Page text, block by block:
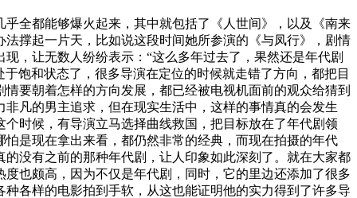
全都能够爆火起来，其中就包括了《人世间》，以及《南来
撑起一片天，比如说这段时间她所参演的《与凤行》，剧情
，让无数人纷纷表示：“这么多年过去了，果然还是年代剧
饱和状态了，很多导演在定位的时候就走错了方向，都把目
要朝着怎样的方向发展，都已经被电视机面前的观众给猜到
凡的男主追求，但在现实生活中，这样的事情真的会发生
时候，有导演立马选择曲线救国，把目标放在了年代剧领
是现在拿出来看，都仍然非常的经典，而现在拍摄的年代
没有之前的那种年代剧，让人印象如此深刻了。就在大家都
也颇高，因为不仅是年代剧，同时，它的里边还添加了很多
各样的电影拍到手软，从这也能证明他的实力得到了许多导